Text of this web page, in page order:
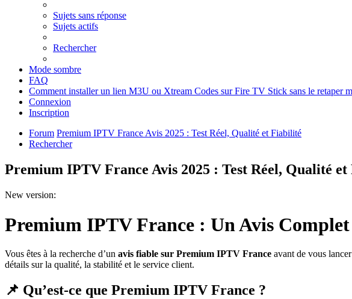
Sujets sans réponse
Sujets actifs
Rechercher
Mode sombre
FAQ
Comment installer un lien M3U ou Xtream Codes sur Fire TV Stick sans le retaper
Connexion
Inscription
Forum Premium IPTV France Avis 2025 : Test Réel, Qualité et Fiabilité
Rechercher
Premium IPTV France Avis 2025 : Test Réel, Qualité
New version:
Premium IPTV France : Un Avis Complet
Vous êtes à la recherche d’un avis fiable sur Premium IPTV France avant de vous
détails sur la qualité, la stabilité et le service client.
📌 Qu’est-ce que Premium IPTV France ?